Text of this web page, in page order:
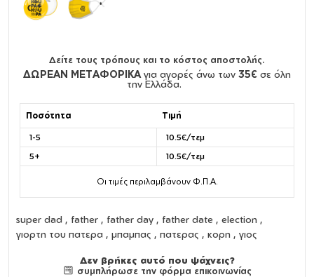
Δείτε τους τρόπους και το κόστος αποστολής.
ΔΩΡΕΑΝ ΜΕΤΑΦΟΡΙΚΑ για αγορές άνω των 35€ σε όλη
την Ελλάδα.
Ποσότητα Τιμή
1-5
10.5€/τεμ
5+
10.5€/τεμ
Οι τιμές περιλαμβάνουν Φ.Π.Α.
super dad , father , father day , father date , election ,
γιορτη του πατερα , μπαμπας , πατερας , κορη , γιος
Δεν βρήκες αυτό που ψάχνεις?
συμπλήρωσε την φόρμα επικοινωνίας